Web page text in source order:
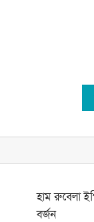
হাম রুবেলা
বর্জন